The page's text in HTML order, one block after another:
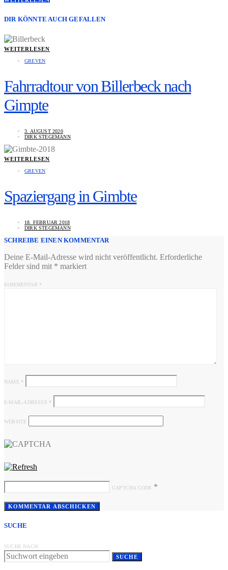
DIR KÖNNTE AUCH GEFALLEN
WEITERLESEN
GREVEN
Fahrradtour von Billerbeck nach
Gimpte
3. AUGUST 2020
DIRK STEGEMANN
WEITERLESEN
GREVEN
Spaziergang in Gimbte
18. FEBRUAR 2018
DIRK STEGEMANN
SCHREIBE EINEN KOMMENTAR
Deine E-Mail-Adresse wird nicht veröffentlicht. Erforderliche
Felder sind mit * markiert
KOMMENTAR *
NAME *
E-MAIL-ADRESSE *
WEBSITE
CAPTCHA CODE *
SUCHE
SUCHE NACH:
SUCHE